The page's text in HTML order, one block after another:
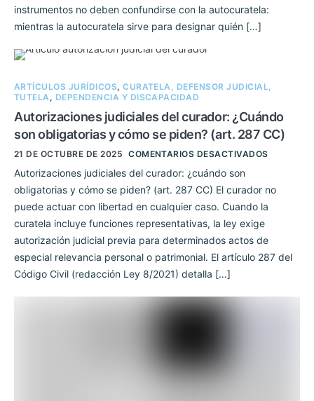
instrumentos no deben confundirse con la autocuratela:
mientras la autocuratela sirve para designar quién […]
ARTÍCULOS JURÍDICOS,CURATELA, DEFENSOR JUDICIAL,
TUTELA, DEPENDENCIA Y DISCAPACIDAD
Autorizaciones judiciales del curador: ¿Cuándo
son obligatorias y cómo se piden? (art. 287 CC)
21 DE OCTUBRE DE 2025 COMENTARIOS DESACTIVADOS
Autorizaciones judiciales del curador: ¿cuándo son
obligatorias y cómo se piden? (art. 287 CC) El curador no
puede actuar con libertad en cualquier caso. Cuando la
curatela incluye funciones representativas, la ley exige
autorización judicial previa para determinados actos de
especial relevancia personal o patrimonial. El artículo 287 del
Código Civil (redacción Ley 8/2021) detalla […]